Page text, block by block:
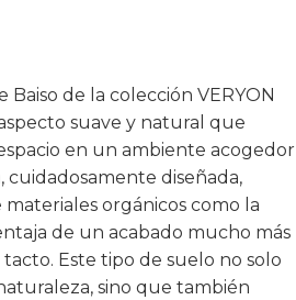
Baiso de la colección VERYON
suave y natural que
en un ambiente acogedor
diseñada,
orgánicos como la
de un acabado mucho más
Este tipo de suelo no solo
sino que también